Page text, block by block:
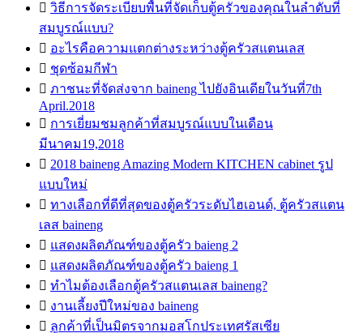
 วิธีการจัดระเบียบพื้นที่จัดเก็บตู้ครัวของคุณในลำดับที่
สมบูรณ์แบบ?
 อะไรคือความแตกต่างระหว่างตู้ครัวสแตนเลส
 ชุดซ้อมกีฬา
 ภาชนะที่จัดส่งจาก baineng ไปยังอินเดียในวันที่7th
April.2018
 การเยี่ยมชมลูกค้าที่สมบูรณ์แบบในเดือน
มีนาคม19,2018
 2018 baineng Amazing Modern KITCHEN cabinet รูป
แบบใหม่
 ทางเลือกที่ดีที่สุดของตู้ครัวระดับไฮเอนด์, ตู้ครัวสแตน
เลส baineng
 แสดงผลิตภัณฑ์ของตู้ครัว baieng 2
 แสดงผลิตภัณฑ์ของตู้ครัว baieng 1
 ทำไมต้องเลือกตู้ครัวสแตนเลส baineng?
 งานเลี้ยงปีใหม่ของ baineng
 ลูกค้าที่เป็นมิตรจากมอสโกประเทศรัสเซีย